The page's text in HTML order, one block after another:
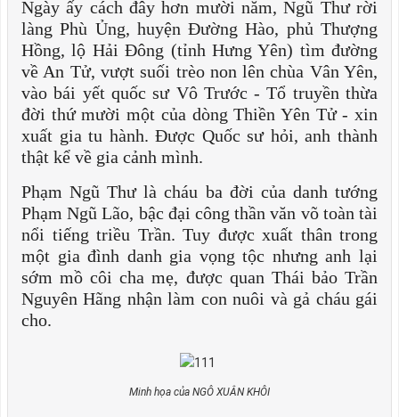
Ngày ấy cách đây hơn mười năm, Ngũ Thư rời
làng Phù Ủng, huyện Đường Hào, phủ Thượng
Hồng, lộ Hải Đông (tỉnh Hưng Yên) tìm đường
về An Tử, vượt suối trèo non lên chùa Vân Yên,
vào bái yết quốc sư Vô Trước - Tổ truyền thừa
đời thứ mười một của dòng Thiền Yên Tử - xin
xuất gia tu hành. Được Quốc sư hỏi, anh thành
thật kể về gia cảnh mình.
Phạm Ngũ Thư là cháu ba đời của danh tướng
Phạm Ngũ Lão, bậc đại công thần văn võ toàn tài
nổi tiếng triều Trần. Tuy được xuất thân trong
một gia đình danh gia vọng tộc nhưng anh lại
sớm mồ côi cha mẹ, được quan Thái bảo Trần
Nguyên Hãng nhận làm con nuôi và gả cháu gái
cho.
Minh họa của NGÔ XUÂN KHÔI